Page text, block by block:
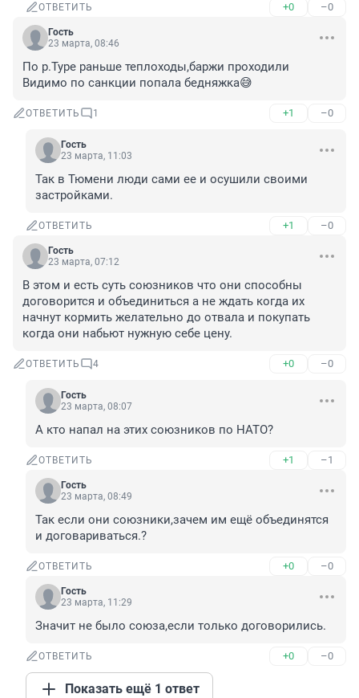
ОТВЕТИТЬ +0 –0
Гость
23 марта, 08:46
По р.Туре раньше теплоходы,баржи проходили
Видимо по санкции попала бедняжка😅
ОТВЕТИТЬ 1 +1 –0
Гость
23 марта, 11:03
Так в Тюмени люди сами ее и осушили своими
застройками.
ОТВЕТИТЬ +1 –0
Гость
23 марта, 07:12
В этом и есть суть союзников что они способны
договорится и объединиться а не ждать когда их
начнут кормить желательно до отвала и покупать
когда они набьют нужную себе цену.
ОТВЕТИТЬ 4 +0 –0
Гость
23 марта, 08:07
А кто напал на этих союзников по НАТО?
ОТВЕТИТЬ +1 –1
Гость
23 марта, 08:49
Так если они союзники,зачем им ещё объединятся
и договариваться.?
ОТВЕТИТЬ +0 –0
Гость
23 марта, 11:29
Значит не было союза,если только договорились.
ОТВЕТИТЬ +0 –0
Показать ещё 1 ответ